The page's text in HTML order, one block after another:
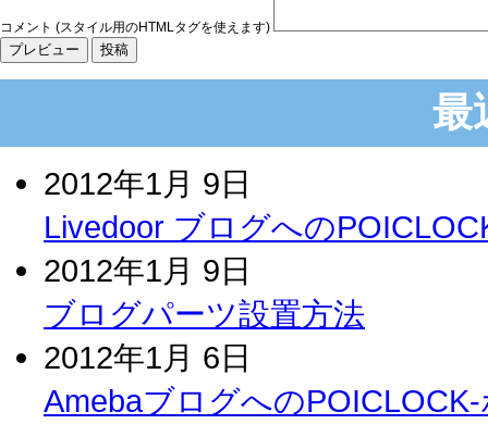
コメント (スタイル用のHTMLタグを使えます)
最
2012年1月 9日
Livedoor ブログへの
2012年1月 9日
ブログパーツ設置方法
2012年1月 6日
Amebaブログへの